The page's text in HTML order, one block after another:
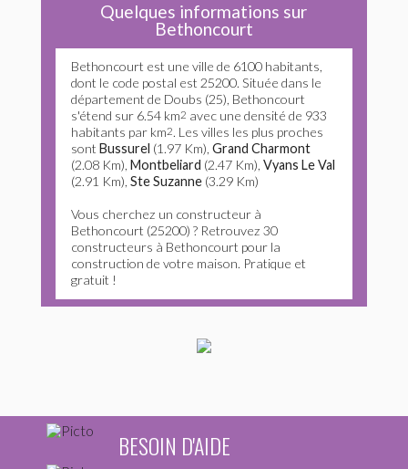
Quelques informations sur
Bethoncourt
Bethoncourt est une ville de 6100 habitants,
dont le code postal est 25200. Située dans le
département de Doubs (25), Bethoncourt
s'étend sur 6.54 km2 avec une densité de 933
habitants par km2. Les villes les plus proches
sontBussurel (1.97 Km),Grand Charmont
(2.08 Km),Montbeliard (2.47 Km),Vyans Le Val
(2.91 Km),Ste Suzanne (3.29 Km)
Vous cherchez un constructeur à
Bethoncourt (25200) ? Retrouvez 30
constructeurs à Bethoncourt pour la
construction de votre maison. Pratique et
gratuit !
BESOIN D'AIDE